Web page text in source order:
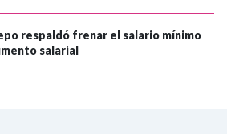
respaldó frenar el salario mínimo
salarial